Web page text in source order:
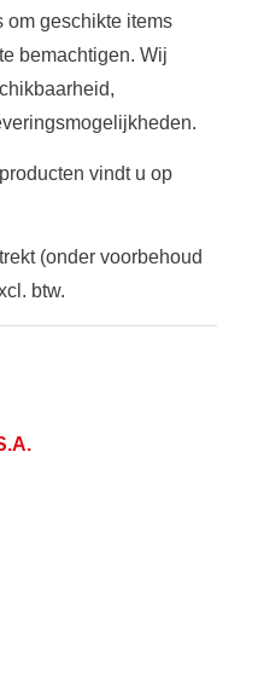
om geschikte items
bemachtigen. Wij
vindt u op
(onder voorbehoud
btw.